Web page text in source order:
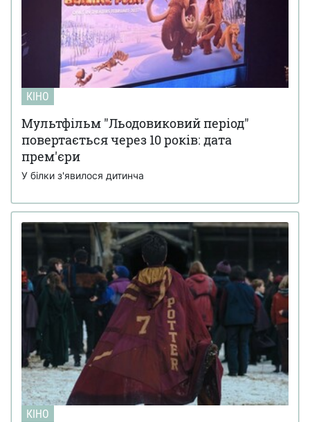
КІНО
Мультфільм "Льодовиковий період"
повертається через 10 років: дата
прем'єри
У білки з'явилося дитинча
КІНО